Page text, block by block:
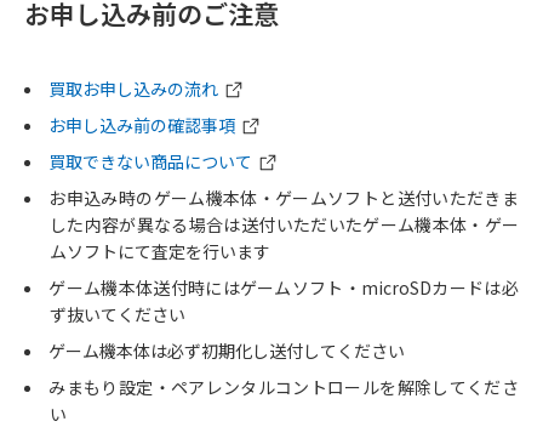
お申し込み前のご注意
買取お申し込みの流れ
お申し込み前の確認事項
買取できない商品について
お申込み時のゲーム機本体・ゲームソフトと送付いただきま
した内容が異なる場合は送付いただいたゲーム機本体・ゲー
ムソフトにて査定を行います
ゲーム機本体送付時にはゲームソフト・microSDカードは必
ず抜いてください
ゲーム機本体は必ず初期化し送付してください
みまもり設定・ペアレンタルコントロールを解除してくださ
い